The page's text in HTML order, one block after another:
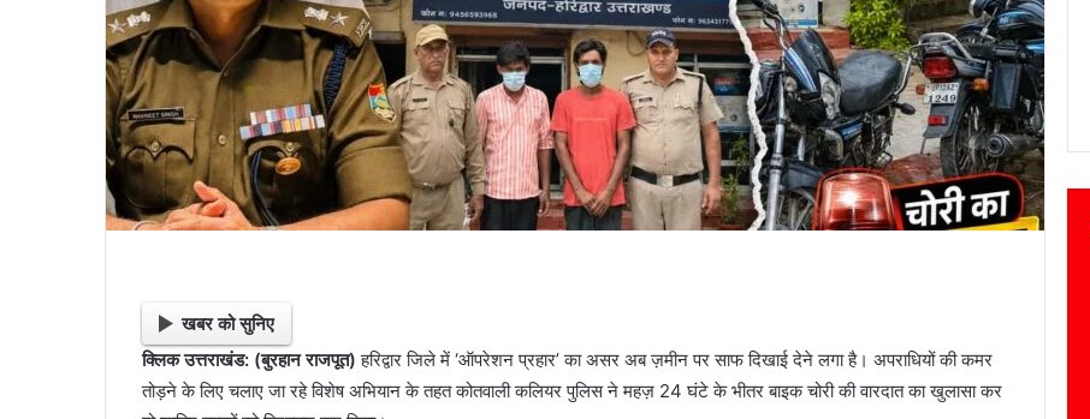
खबर को सुनिए
क्लिक उत्तराखंड: (बुरहान राजपूत) हरिद्वार जिले में ‘ऑपरेशन प्रहार’ का असर अब ज़मीन पर साफ दिखाई देने लगा है। अपराधियों की कमर
तोड़ने के लिए चलाए जा रहे विशेष अभियान के तहत कोतवाली कलियर पुलिस ने महज़ 24 घंटे के भीतर बाइक चोरी की वारदात का खुलासा कर